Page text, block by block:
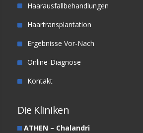
Haarausfallbehandlungen
Haartransplantation
Ergebnisse Vor-Nach
Online-Diagnose
Kontakt
Die Kliniken
ATHEN – Chalandri